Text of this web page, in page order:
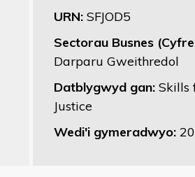
URN: SFJOD5
Sectorau Busnes
Darparu Gweithredol
Datblygwyd gan: Skills
Justice
Wedi'i gymeradwyo: